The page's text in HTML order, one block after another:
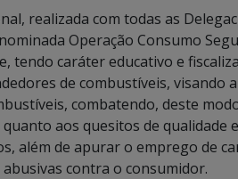
realizada com todas as
Operação Consumo
tendo caráter educativo e
de combustíveis, visando
combatendo, deste
aos quesitos de
além de apurar o emprego de
contra o consumidor.